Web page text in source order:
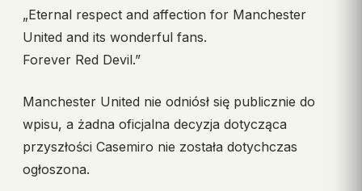
„Eternal respect and affection for Manchester
United and its wonderful fans.
Forever Red Devil.”
Manchester United nie odniósł się publicznie do
wpisu, a żadna oficjalna decyzja dotycząca
przyszłości Casemiro nie została dotychczas
ogłoszona.